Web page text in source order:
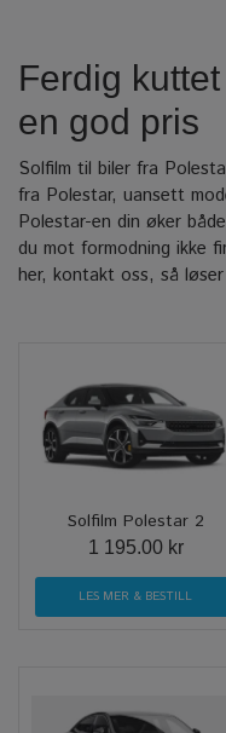
Ferdig
en god pris
Solfilm til biler fra
fra Polestar, uansett
Polestar-en din øker
du mot formodning ikke
her, kontakt oss, så
Solfilm Polestar 2
1 195.00 kr
LES MER & BESTILL